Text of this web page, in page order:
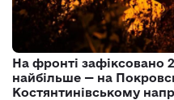
На фронті зафіксовано
найбільше — на
Костянтинівському